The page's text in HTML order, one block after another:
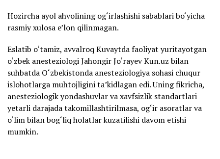
Hozircha ayol ahvolining og‘irlashishi sabablari bo‘yicha
rasmiy xulosa e’lon qilinmagan.
Eslatib o‘tamiz, avvalroq Kuvaytda faoliyat yuritayotgan
o‘zbek anesteziologi Jahongir Jo‘rayev Kun.uz bilan
suhbatda O‘zbekistonda anesteziologiya sohasi chuqur
islohotlarga muhtojligini ta’kidlagan edi. Uning fikricha,
anesteziologik yondashuvlar va xavfsizlik standartlari
yetarli darajada takomillashtirilmasa, og‘ir asoratlar va
o‘lim bilan bog‘liq holatlar kuzatilishi davom etishi
mumkin.